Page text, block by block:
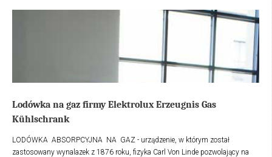
Lodówka na gaz firmy Elektrolux Erzeugnis Gas
Kühlschrank
LODÓWKA ABSORPCYJNA NA GAZ - urządzenie, w którym został
zastosowany wynalazek z 1876 roku, fizyka Carl Von Linde pozwolający na